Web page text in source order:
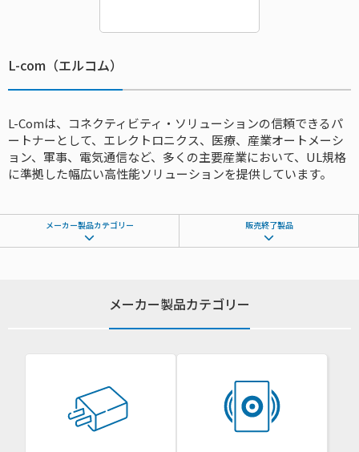
L-com（エルコム）
L-Comは、コネクティビティ・ソリューションの信頼できるパ
ートナーとして、エレクトロニクス、医療、産業オートメーシ
ョン、軍事、電気通信など、多くの主要産業において、UL規格
に準拠した幅広い高性能ソリューションを提供しています。
メーカー製品カテゴリー 販売終了製品
メーカー製品カテゴリー